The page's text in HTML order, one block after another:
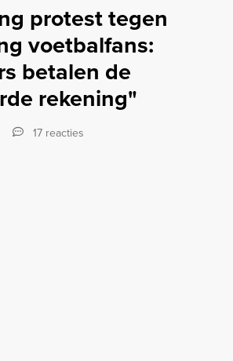
protest tegen
voetbalfans:
betalen de
rekening"
17 reacties